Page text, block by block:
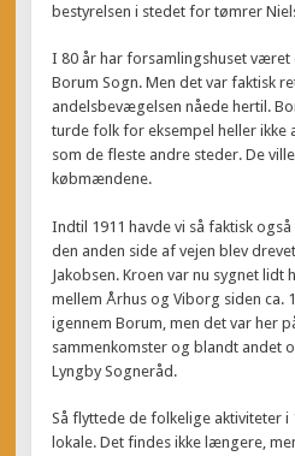
bestyrelsen i stedet for tømrer
I 80 år har forsamlingshuset været
Borum Sogn. Men det var faktisk
andelsbevægelsen nåede hertil.
turde folk for eksempel heller ikke
som de fleste andre steder. De
købmændene.
Indtil 1911 havde vi så faktisk
den anden side af vejen blev
Jakobsen. Kroen var nu sygnet lidt
mellem Århus og Viborg siden ca.
igennem Borum, men det var her
sammenkomster og blandt andet
Lyngby Sogneråd.
Så flyttede de folkelige aktiviteter i
lokale. Det findes ikke længere,